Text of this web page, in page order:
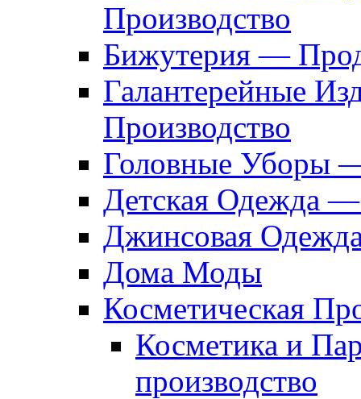
Производство
Бижутерия —
Галантерейные
Производство
Головные Уборы
Детская Одежда
Джинсовая
Дома Моды
Косметическая
Косметика и
производство